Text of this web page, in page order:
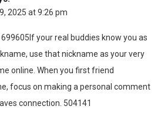
2025 at 9:26 pm
your real buddies know you as
use that nickname as your very
online. When you first friend
focus on making a personal comment
connection. 504141